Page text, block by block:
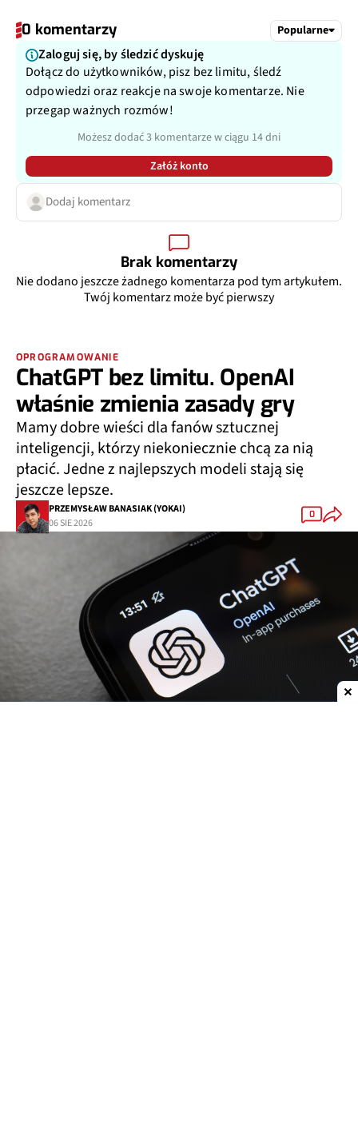
0 komentarzy Popularne
Zaloguj się, by śledzić dyskuję
Dołącz do użytkowników, pisz bez limitu, śledź
odpowiedzi oraz reakcje na swoje komentarze. Nie
przegap ważnych rozmów!
Możesz dodać 3 komentarze w ciągu 14 dni
Załóż konto
Dodaj komentarz
Brak komentarzy
Nie dodano jeszcze żadnego komentarza pod tym artykułem.
Twój komentarz może być pierwszy
OPROGRAMOWANIE
ChatGPT bez limitu. OpenAI
właśnie zmienia zasady gry
Mamy dobre wieści dla fanów sztucznej
inteligencji, którzy niekoniecznie chcą za nią
płacić. Jedne z najlepszych modeli stają się
jeszcze lepsze.
PRZEMYSŁAW BANASIAK (YOKAI)
06 SIE 2026
0